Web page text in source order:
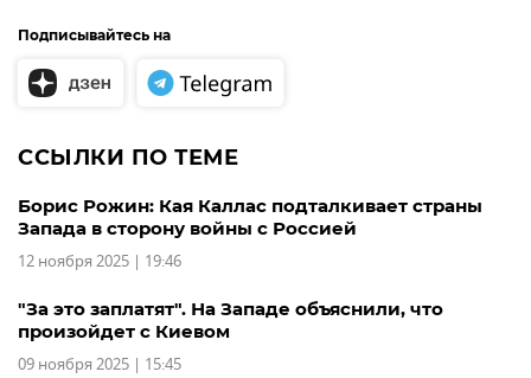
Подписывайтесь на
ССЫЛКИ ПО ТЕМЕ
Борис Рожин: Кая Каллас подталкивает страны
Запада в сторону войны с Россией
12 ноября 2025 | 19:46
"За это заплатят". На Западе объяснили, что
произойдет с Киевом
09 ноября 2025 | 15:45